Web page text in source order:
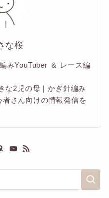
な桜
みYouTuber ＆ レース編
な2児の母｜かぎ針編み
さん向けの情報発信を